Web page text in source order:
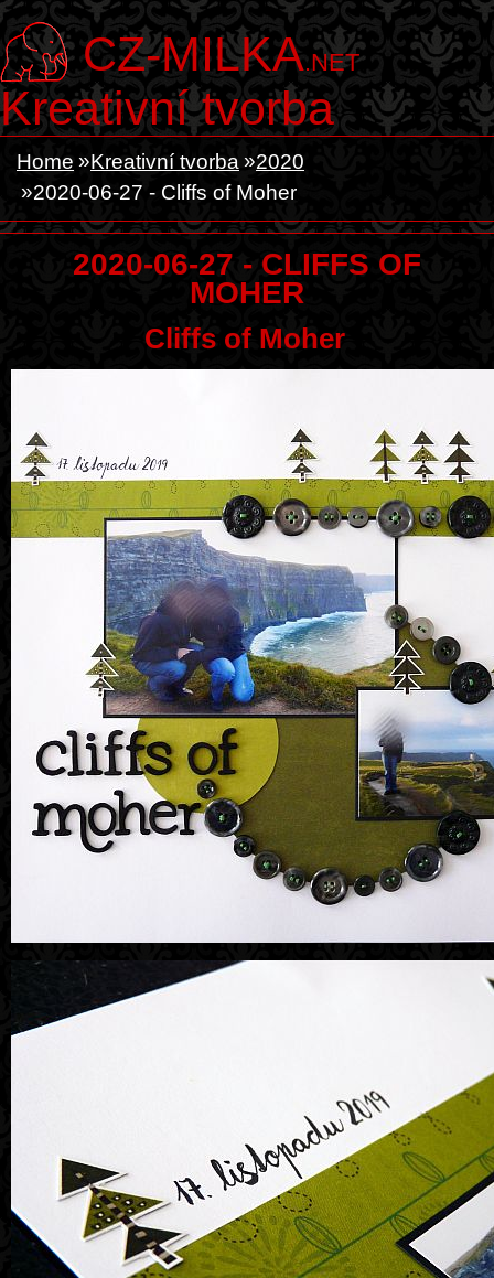
CZ-MILKA.NET
Kreativní tvorba
Home Kreativní tvorba
2020
2020-06-27 - Cliffs of Moher
2020-06-27 - CLIFFS OF
MOHER
Cliffs of Moher